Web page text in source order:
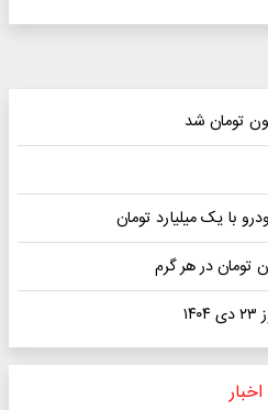
با یک میلیارد تومان
اخبار